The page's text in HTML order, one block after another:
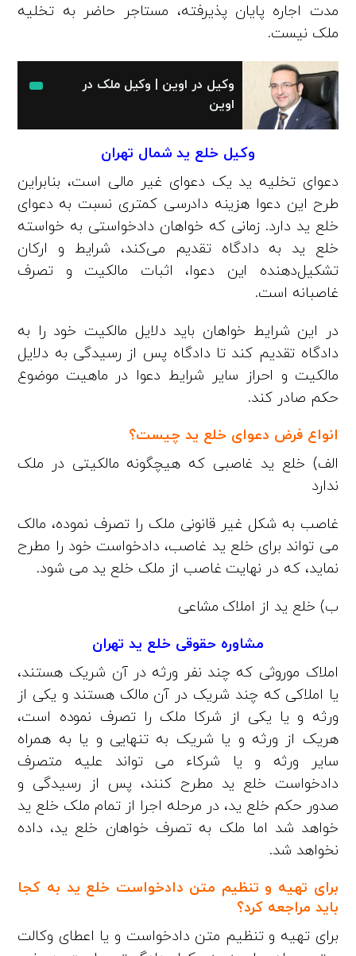
مدت اجاره پایان پذیرفته، مستاجر حاضر به تخلیه
ملک نیست.
وکیل در اوین | وکیل ملک در
اوین
وکیل خلع ید شمال تهران
دعوای تخلیه ید یک دعوای غیر مالی است، بنابراین
طرح این دعوا هزینه دادرسی کمتری نسبت به دعوای
خلع ید دارد. زمانی که خواهان دادخواستی به خواسته
خلع ید به دادگاه تقدیم می‌کند، شرایط و ارکان
تشکیل‌دهنده این دعوا، اثبات مالکیت و تصرف
غاصبانه است.
در این شرایط خواهان باید دلایل مالکیت خود را به
دادگاه تقدیم کند تا دادگاه پس از رسیدگی به دلایل
مالکیت و احراز سایر شرایط دعوا در ماهیت موضوع
حکم صادر کند.
انواع فرض دعوای خلع ید چیست؟
الف) خلع ید غاصبی که هیچگونه مالکیتی در ملک
ندارد
غاصب به شکل غیر قانونی ملک را تصرف نموده، مالک
می تواند برای خلع ید غاصب، دادخواست خود را مطرح
نماید، که در نهایت غاصب از ملک خلع ید می شود.
ب) خلع ید از املاک مشاعی
مشاوره حقوقی خلع ید تهران
املاک موروثی که چند نفر ورثه در آن شریک هستند،
یا املاکی که چند شریک در آن مالک هستند و یکی از
ورثه و یا یکی از شرکا ملک را تصرف نموده است،
هریک از ورثه و یا شریک به تنهایی و یا به همراه
سایر ورثه و یا شرکاء می تواند علیه متصرف
دادخواست خلع ید مطرح کنند، پس از رسیدگی و
صدور حکم خلع ید، در مرحله اجرا از تمام ملک خلع ید
خواهد شد اما ملک به تصرف خواهان خلع ید، داده
نخواهد شد.
برای تهیه و تنظیم متن دادخواست خلع ید به کجا
باید مراجعه کرد؟
برای تهیه و تنظیم متن دادخواست و یا اعطای وکالت